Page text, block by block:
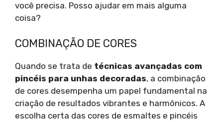
você precisa. Posso ajudar em mais alguma
coisa?
COMBINAÇÃO DE CORES
Quando se trata de técnicas avançadas com
pincéis para unhas decoradas, a combinação
de cores desempenha um papel fundamental na
criação de resultados vibrantes e harmônicos. A
escolha certa das cores de esmaltes e pincéis